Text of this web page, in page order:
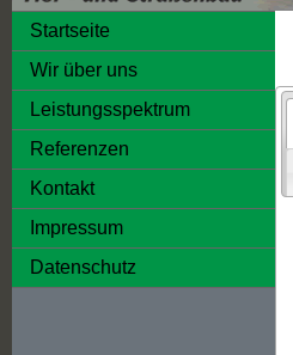
Startseite
Wir über uns
Leistungsspektrum
Referenzen
Kontakt
Impressum
Datenschutz